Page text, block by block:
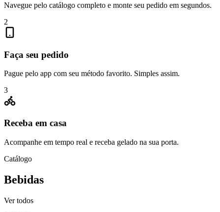
Navegue pelo catálogo completo e monte seu pedido em segundos.
2
Faça seu pedido
Pague pelo app com seu método favorito. Simples assim.
3
Receba em casa
Acompanhe em tempo real e receba gelado na sua porta.
Catálogo
Bebidas
Ver todos